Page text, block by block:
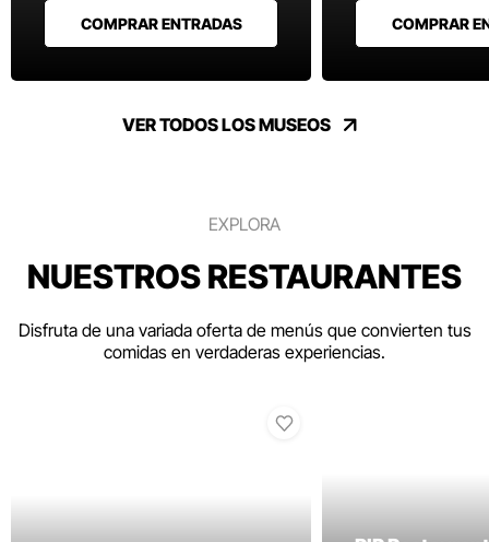
COMPRAR ENTRADAS COMPRAR
VER TODOS LOS MUSEOS
EXPLORA
NUESTROS RESTAURANTES
Disfruta de una variada oferta de menús que convierten tus
comidas en verdaderas experiencias.